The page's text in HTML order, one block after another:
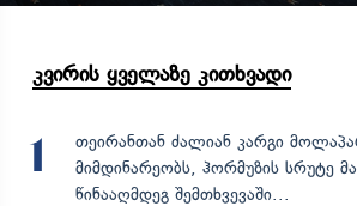
კვირის ყველაზე კითხვადი
1
თეირანთან ძალიან კარგი
მიმდინარეობს, ჰორმუზის სრუტე
წინააღმდეგ შემთხვევაში...